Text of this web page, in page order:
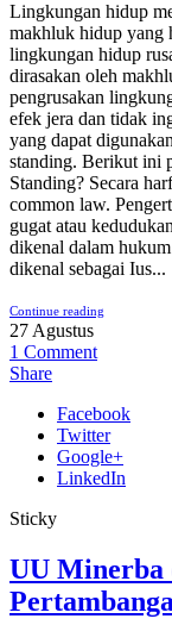
Lingkungan hidup
makhluk hidup yang
lingkungan hidup
dirasakan oleh
pengrusakan
efek jera dan tidak
yang dapat
standing. Berikut ini
Standing? Secara
common law.
gugat atau
dikenal dalam
dikenal sebagai Ius...
Continue reading
27 Agustus
1 Comment
Share
Facebook
Twitter
Google+
LinkedIn
Sticky
UU Minerba